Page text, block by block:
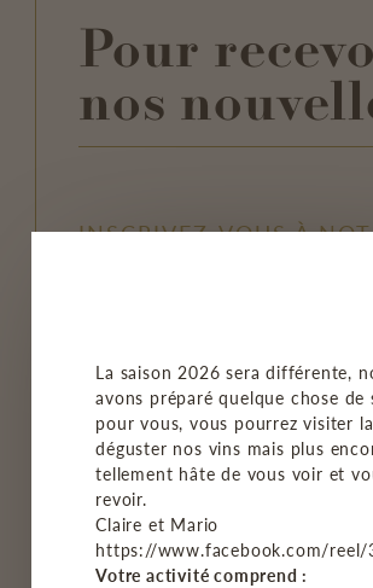
Pour
nos
INSCRIVEZ-VOUS À
M'INSCRIRE
La saison 2026 sera différente,
avons préparé quelque chose de
pour vous, vous pourrez visiter
déguster nos vins mais plus
tellement hâte de vous voir et
revoir.
Claire et Mario
https://www.facebook.com/
Votre activité comprend :